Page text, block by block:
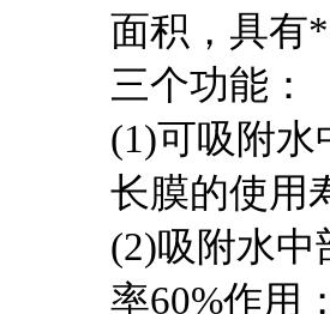
面积，具有
三个功能：
(1)可吸附水
长膜的使用
(2)吸附水中
率60%作用